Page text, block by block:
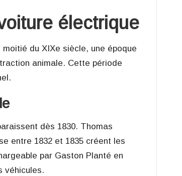
électrique
du XIXe siècle, une époque
animale. Cette période
dès 1830. Thomas
entre 1832 et 1835 créent les
par Gaston Planté en
véhicules.